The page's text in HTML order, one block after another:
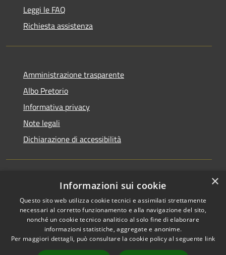
Leggi le FAQ
Richiesta assistenza
Amministrazione trasparente
Albo Pretorio
Informativa privacy
Note legali
Dichiarazione di accessibilità
Accessibilità
Privacy
Mappa del sito
Comune convenzionato
Astigov
Progetto|Convenzione
Adesioni
×
Informazioni sui cookie
Questo sito web utilizza cookie tecnici e assimilati strettamente
necessari al corretto funzionamento e alla navigazione del sito,
nonché un cookie tecnico analitico al solo fine di elaborare
informazioni statistiche, aggregate e anonime.
Per maggiori dettagli, può consultare la cookie policy al seguente link